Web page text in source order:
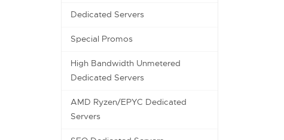
Dedicated Servers
Special Promos
High Bandwidth Unmetered
Dedicated Servers
AMD Ryzen/EPYC Dedicated
Servers